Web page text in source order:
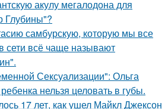
акулу мегалодона для
Глубины"?
самбурскую, которую мы все
сети всё чаще называют
Сексуализации": Ольга
нельзя целовать в губы.
17 лет, как ушел Майкл Джексон